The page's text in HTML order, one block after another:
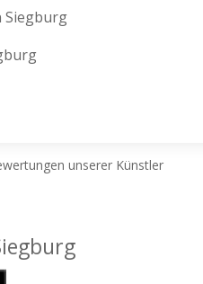
Siegburg
unserer Künstler